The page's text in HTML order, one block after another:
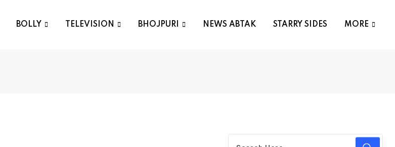
BOLLY TELEVISION BHOJPURI NEWS ABTAK STARRY SIDES MORE